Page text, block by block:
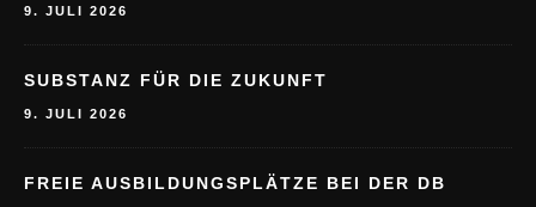
9. JULI 2026
SUBSTANZ FÜR DIE ZUKUNFT
9. JULI 2026
FREIE AUSBILDUNGSPLÄTZE BEI DER DB